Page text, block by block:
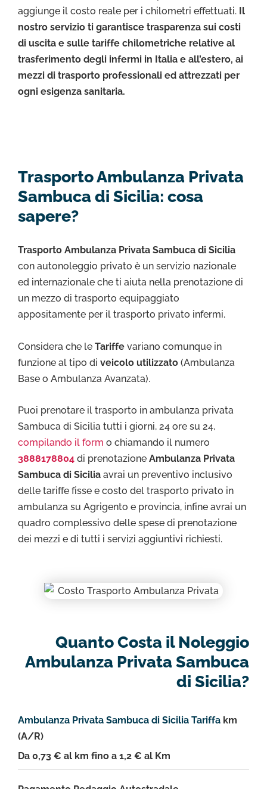
aggiunge il costo reale per i chilometri effettuati. Il
nostro servizio ti garantisce trasparenza sui costi
di uscita e sulle tariffe chilometriche relative al
trasferimento degli infermi in Italia e all’estero, ai
mezzi di trasporto professionali ed attrezzati per
ogni esigenza sanitaria.
Trasporto Ambulanza Privata
Sambuca di Sicilia: cosa
sapere?
Trasporto Ambulanza Privata Sambuca di Sicilia
con autonoleggio privato è un servizio nazionale
ed internazionale che ti aiuta nella prenotazione di
un mezzo di trasporto equipaggiato
appositamente per il trasporto privato infermi.
Considera che le Tariffe variano comunque in
funzione al tipo di veicolo utilizzato (Ambulanza
Base o Ambulanza Avanzata).
Puoi prenotare il trasporto in ambulanza privata
Sambuca di Sicilia tutti i giorni, 24 ore su 24,
compilando il form o chiamando il numero
3888178804 di prenotazione Ambulanza Privata
Sambuca di Sicilia avrai un preventivo inclusivo
delle tariffe fisse e costo del trasporto privato in
ambulanza su Agrigento e provincia, infine avrai un
quadro complessivo delle spese di prenotazione
dei mezzi e di tutti i servizi aggiuntivi richiesti.
Quanto Costa il Noleggio
Ambulanza Privata Sambuca
di Sicilia?
Ambulanza Privata Sambuca di Sicilia Tariffa km
(A/R)
Da 0,73 € al km fino a 1,2 € al Km